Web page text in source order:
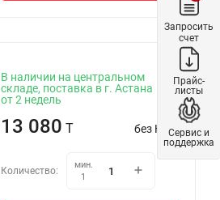
В наличии на центральном
складе, поставка в г. Астана
от 2 недель
13 080 T без НДС
Количество:
мин.
1
Запросить
счет
Прайс-
листы
Сервис и
поддержка